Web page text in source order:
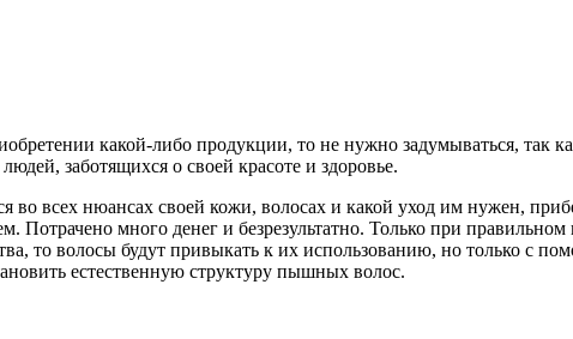
какой-либо продукции, то не нужно задумываться, так
заботящихся о своей красоте и здоровье.
во всех нюансах своей кожи, волосах и какой уход им нужен,
Потрачено много денег и безрезультатно. Только при
то волосы будут привыкать к их использованию, но только с
естественную структуру пышных волос.